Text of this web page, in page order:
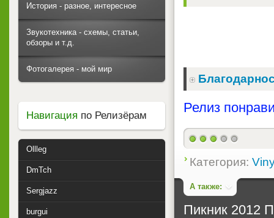
Релиз
Категория:
А также:
Пикник 2012
История - разное, интересное
Звукотехника - схемы, статьи,
обзоры и т.д.
Фотогалерея - мой мир
Навигация по Релизёрам
Ollleg
DmTch
Sergjazz
burgui